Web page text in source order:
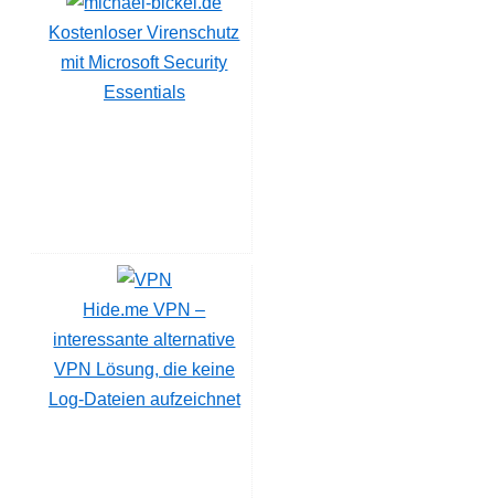
Kostenloser Virenschutz
mit Microsoft Security
Essentials
Hide.me VPN –
interessante alternative
VPN Lösung, die keine
Log-Dateien aufzeichnet